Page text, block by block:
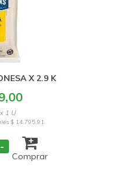
X 2.9 K
1 U
$ 14.795,91
-
Comprar